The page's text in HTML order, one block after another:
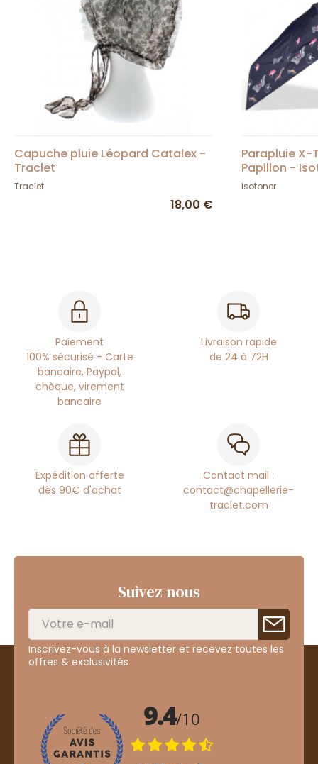
Capuche pluie Léopard Catalex -
Traclet
Traclet
18,00 €
Parapluie X-
Papillon -
Isotoner
Paiement
100% sécurisé - Carte
bancaire, Paypal,
chèque, virement
bancaire
Livraison rapide
de 24 à 72H
Expédition offerte
dès 90€ d'achat
Contact mail :
contact@chapellerie-
traclet.com
Suivez nous
Inscrivez-vous à la newsletter et recevez toutes les
offres & exclusivités